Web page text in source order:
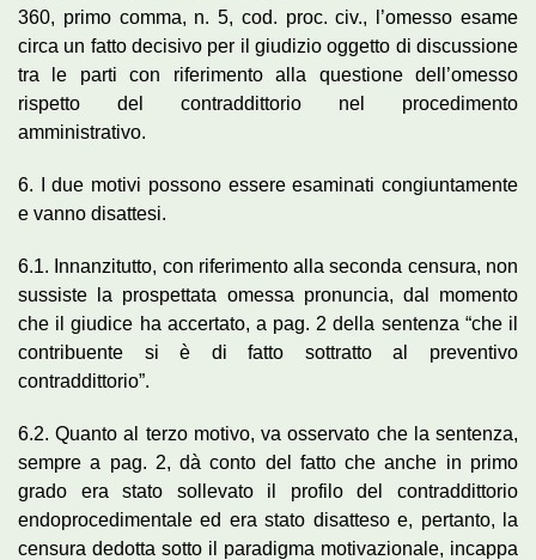
360, primo comma, n. 5, cod. proc. civ., l’omesso esame
circa un fatto decisivo per il giudizio oggetto di discussione
tra le parti con riferimento alla questione dell’omesso
rispetto del contraddittorio nel procedimento
amministrativo.
6. I due motivi possono essere esaminati congiuntamente
e vanno disattesi.
6.1. Innanzitutto, con riferimento alla seconda censura, non
sussiste la prospettata omessa pronuncia, dal momento
che il giudice ha accertato, a pag. 2 della sentenza “che il
contribuente si è di fatto sottratto al preventivo
contraddittorio”.
6.2. Quanto al terzo motivo, va osservato che la sentenza,
sempre a pag. 2, dà conto del fatto che anche in primo
grado era stato sollevato il profilo del contraddittorio
endoprocedimentale ed era stato disatteso e, pertanto, la
censura dedotta sotto il paradigma motivazionale, incappa